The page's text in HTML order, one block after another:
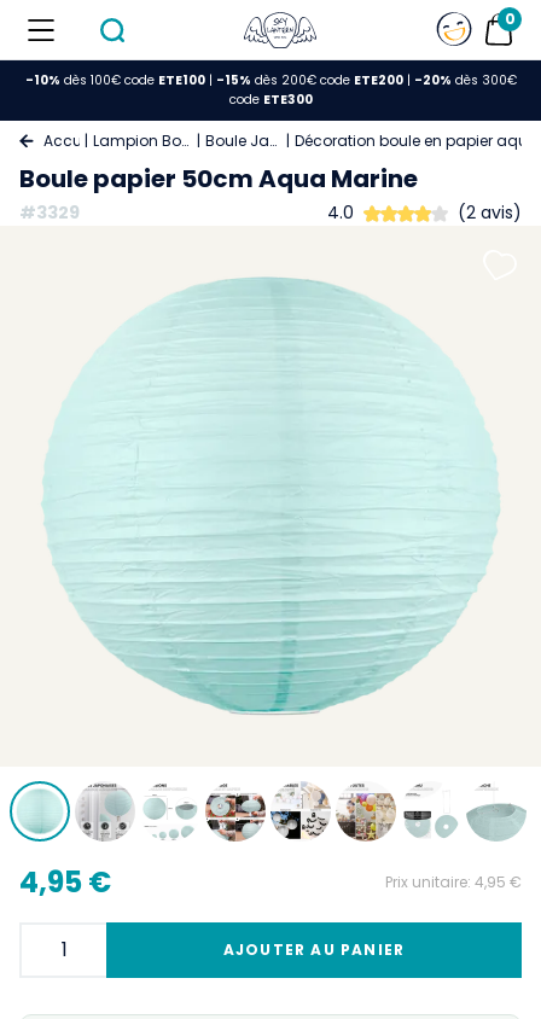
0
-10% dès 100€ code ETE100| -15% dès 200€ code ETE200| -20% dès 300€
code ETE300
Accueil Lampion Boule Papier Boule Japonaise Décoration boule en papier
Boule papier 50cm Aqua Marine
#3329 4.0 (2 avis)
4,95 € Prix unitaire: 4,95 €
AJOUTER AU PANIER